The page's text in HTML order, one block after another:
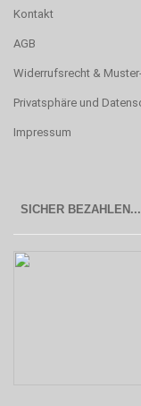
Kontakt
AGB
Widerrufsrecht &
Privatsphäre und
Impressum
SICHER BEZAHLEN...